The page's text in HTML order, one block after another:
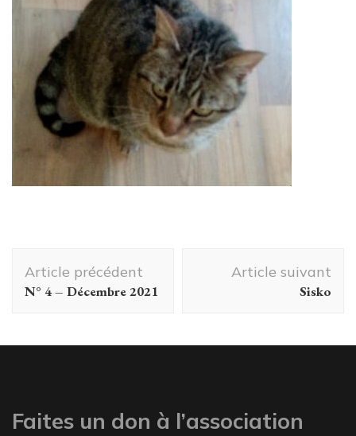
d'article
Article précédent
N° 4 – Décembre 2021
Article suivant
Sisko
Faites un don à l’association